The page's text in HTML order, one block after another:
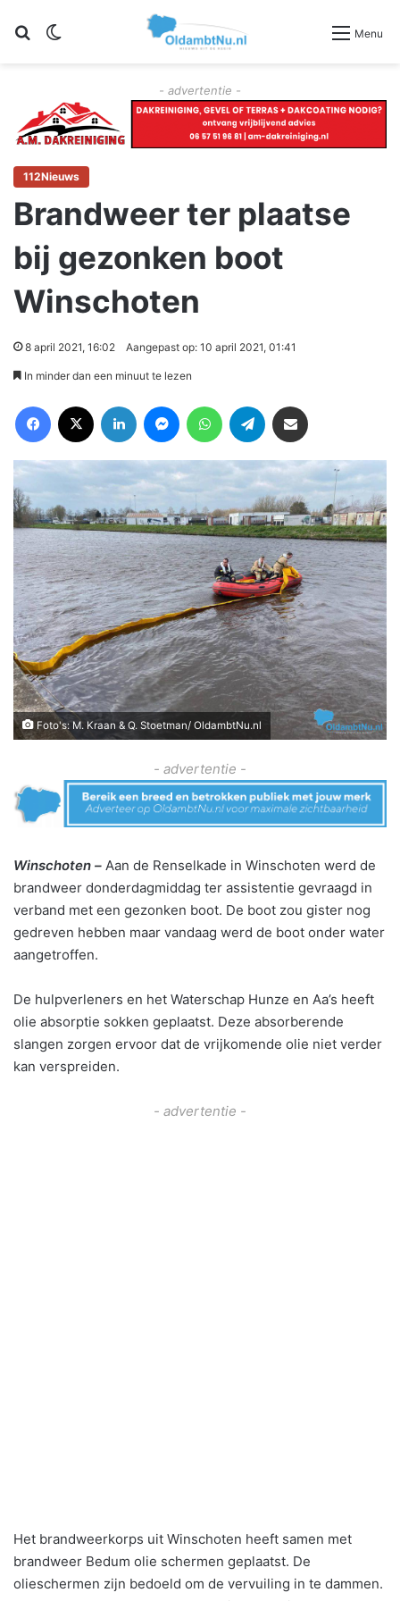
Zoeken Menu
- advertentie -
112Nieuws
Brandweer ter plaatse
bij gezonken boot
Winschoten
8 april 2021, 16:02 Aangepast op: 10 april 2021, 01:41
In minder dan een minuut te lezen
Foto's: M. Kraan & Q. Stoetman/ OldambtNu.nl
- advertentie -
Winschoten – Aan de Renselkade in Winschoten werd de
brandweer donderdagmiddag ter assistentie gevraagd in
verband met een gezonken boot. De boot zou gister nog
gedreven hebben maar vandaag werd de boot onder water
aangetroffen.
De hulpverleners en het Waterschap Hunze en Aa’s heeft
olie absorptie sokken geplaatst. Deze absorberende
slangen zorgen ervoor dat de vrijkomende olie niet verder
kan verspreiden.
- advertentie -
Het brandweerkorps uit Winschoten heeft samen met
brandweer Bedum olie schermen geplaatst. De
olieschermen zijn bedoeld om de vervuiling in te dammen.